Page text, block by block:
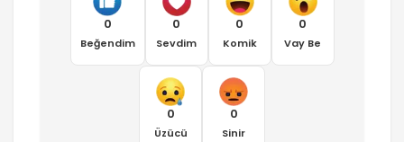
0
Beğendim
0
Sevdim
0
Komik
0
Vay Be
0
Üzücü
0
Sinir